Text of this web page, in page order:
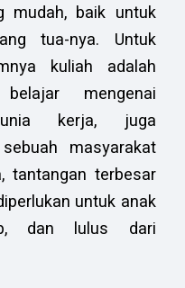
mudah, baik untuk
tua-nya. Untuk
kuliah adalah
mengenai
kerja, juga
masyarakat
tantangan terbesar
untuk anak
dan lulus dari